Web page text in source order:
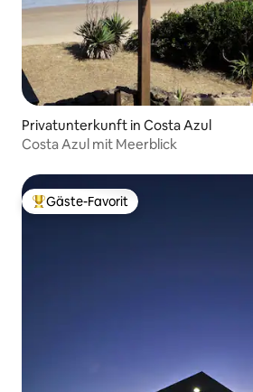
Privatunterkunft in Costa Azul
Costa Azul mit Meerblick
Beliebter Gäste-Favorit.
Gäste-Favorit